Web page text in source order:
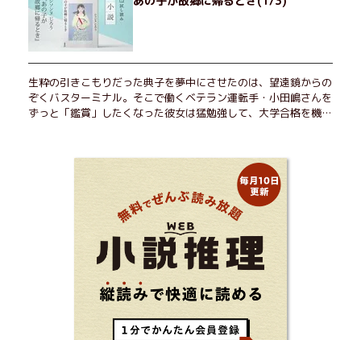
をめぐる物語。
生粋の引きこもりだった典子を夢中にさせたのは、望遠鏡からの
ぞくバスターミナル。そこで働くベテラン運転手・小田嶋さんを
ずっと「鑑賞」したくなった彼女は猛勉強して、大学合格を機に
る！ 地元が恋しくなったとき、どこか遠くへ逃げたいときは読
んで下さい。孤独を愛する人のお守りになる、くすっと、うるっ